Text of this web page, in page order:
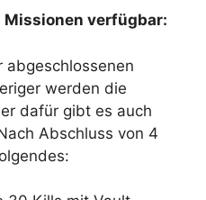
verfügbar:
abgeschlossenen
werden die
dafür gibt es auch
Abschluss von 4